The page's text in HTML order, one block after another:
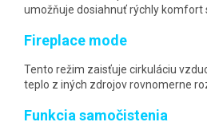
umožňuje dosiahnuť rýchly komfort
Fireplace mode
Tento režim zaisťuje cirkuláciu
teplo z iných zdrojov rovnomerne
Funkcia samočistenia